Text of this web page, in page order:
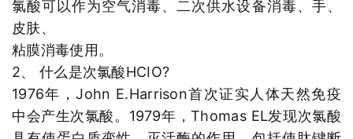
氯酸可以作为空气消毒、二次供水设备消毒、手、
皮肤、
粘膜消毒使用。
2、 什么是次氯酸HCIO?
1976年，John E.Harrison首次证实人体天然免疫
中会产生次氯酸。1979年，Thomas EL发现次氯酸